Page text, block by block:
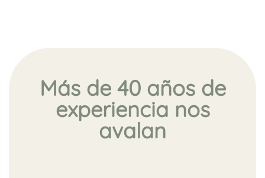
Más de 40 años de
experiencia nos
avalan